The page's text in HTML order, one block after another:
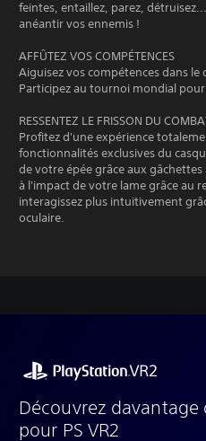
feintes, entaillez, parez,
anéantir vos ennemis !
AFFÛTEZ VOS COMPÉTENCES
Aiguisez vos compétences dans
Participez au tournoi mondial
RESSENTEZ LE FRISSON DU
Profitez d'une expérience
fonctionnalités exclusives du
de votre épée grâce aux
à l'impact de votre lame grâce au
interagissez plus intuitivement
oculaire.
Découvrez
pour PS VR2